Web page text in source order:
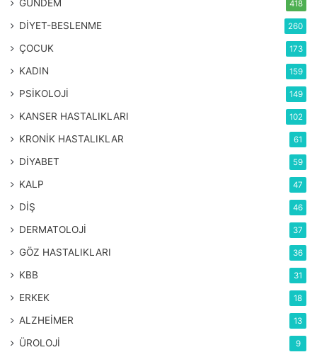
GÜNDEM 418
DİYET-BESLENME 260
ÇOCUK 173
KADIN 159
PSİKOLOJİ 149
KANSER HASTALIKLARI 102
KRONİK HASTALIKLAR 61
DİYABET 59
KALP 47
DİŞ 46
DERMATOLOJİ 37
GÖZ HASTALIKLARI 36
KBB 31
ERKEK 18
ALZHEİMER 13
ÜROLOJİ 9